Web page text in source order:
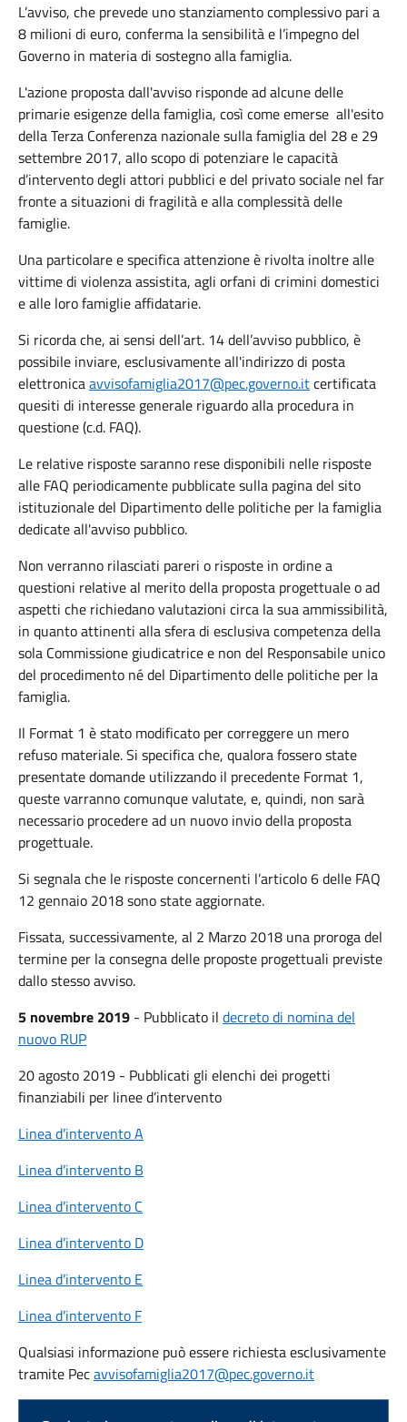
L’avviso, che prevede uno stanziamento complessivo pari a
8 milioni di euro, conferma la sensibilità e l’impegno del
Governo in materia di sostegno alla famiglia.
L'azione proposta dall'avviso risponde ad alcune delle
primarie esigenze della famiglia, così come emerse all'esito
della Terza Conferenza nazionale sulla famiglia del 28 e 29
settembre 2017, allo scopo di potenziare le capacità
d’intervento degli attori pubblici e del privato sociale nel far
fronte a situazioni di fragilità e alla complessità delle
famiglie.
Una particolare e specifica attenzione è rivolta inoltre alle
vittime di violenza assistita, agli orfani di crimini domestici
e alle loro famiglie affidatarie.
Si ricorda che, ai sensi dell’art. 14 dell’avviso pubblico, è
possibile inviare, esclusivamente all'indirizzo di posta
elettronicaavvisofamiglia2017@pec.governo.itcertificata
quesiti di interesse generale riguardo alla procedura in
questione (c.d. FAQ).
Le relative risposte saranno rese disponibili nelle risposte
alle FAQ periodicamente pubblicate sulla pagina del sito
istituzionale del Dipartimento delle politiche per la famiglia
dedicate all'avviso pubblico.
Non verranno rilasciati pareri o risposte in ordine a
questioni relative al merito della proposta progettuale o ad
aspetti che richiedano valutazioni circa la sua ammissibilità,
in quanto attinenti alla sfera di esclusiva competenza della
sola Commissione giudicatrice e non del Responsabile unico
del procedimento né del Dipartimento delle politiche per la
famiglia.
Il Format 1 è stato modificato per correggere un mero
refuso materiale. Si specifica che, qualora fossero state
presentate domande utilizzando il precedente Format 1,
queste varranno comunque valutate, e, quindi, non sarà
necessario procedere ad un nuovo invio della proposta
progettuale.
Si segnala che le risposte concernenti l’articolo 6 delle FAQ
12 gennaio 2018 sono state aggiornate.
Fissata, successivamente, al 2 Marzo 2018 una proroga del
termine per la consegna delle proposte progettuali previste
dallo stesso avviso.
5 novembre 2019 - Pubblicato il decreto di nomina del
nuovo RUP
20 agosto 2019 - Pubblicati gli elenchi dei progetti
finanziabili per linee d’intervento
Linea d’intervento A
Linea d’intervento B
Linea d’intervento C
Linea d’intervento D
Linea d’intervento E
Linea d’intervento F
Qualsiasi informazione può essere richiesta esclusivamente
tramite Pecavvisofamiglia2017@pec.governo.it